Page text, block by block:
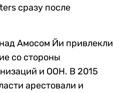
сразу после
Амосом Йи привлекли
со стороны
и ООН. В 2015
арестовали и